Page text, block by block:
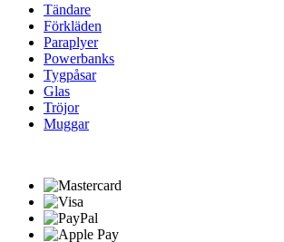
Tändare
Förkläden
Paraplyer
Powerbanks
Tygpåsar
Glas
Tröjor
Muggar